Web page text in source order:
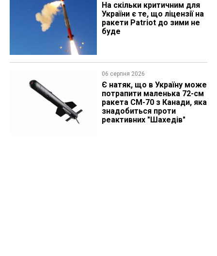
На скільки критичним для
України є те, що ліцензії на
ракети Patriot до зими не
буде
06 серпня 2026
Є натяк, що в Україну може
потрапити маленька 72-см
ракета CM-70 з Канади, яка
знадобиться проти
реактивних "Шахедів"